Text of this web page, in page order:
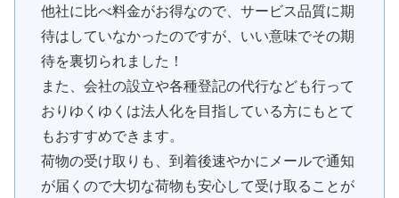
他社に比べ料金がお得なので、サービス品質に期
待はしていなかったのですが、いい意味でその期
待を裏切られました！
また、会社の設立や各種登記の代行なども行って
おりゆくゆくは法人化を目指している方にもとて
もおすすめできます。
荷物の受け取りも、到着後速やかにメールで通知
が届くので大切な荷物も安心して受け取ることが